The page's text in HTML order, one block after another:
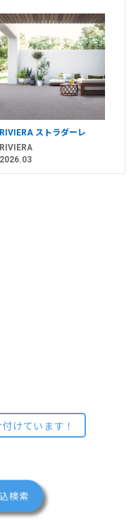
RIVIERA ストラダーレ
RIVIERA
2026.03
けています！
検索